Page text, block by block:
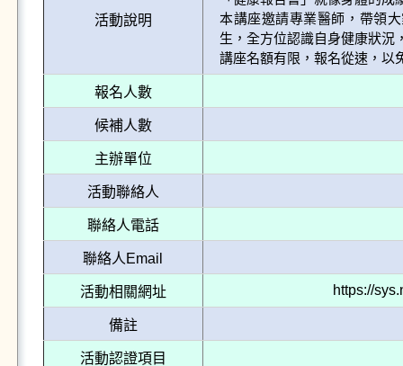
活動說明
本講座邀請專業醫師，帶領
生，全方位認識自身健康狀況
報名人數
候補人數
主辦單位
活動聯絡人
聯絡人電話
聯絡人Email
活動相關網址 https://
備註
活動認證項目